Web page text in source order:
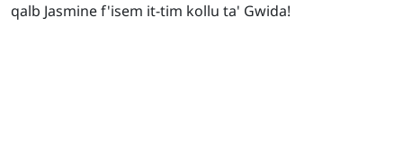
qalb Jasmine f'isem it-tim kollu ta' Gwida!